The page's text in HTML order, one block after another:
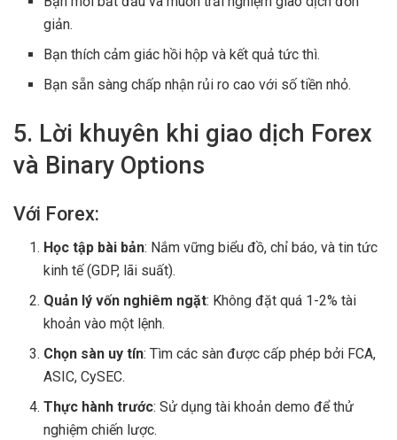
giản.
Bạn thích cảm giác hồi hộp và kết quả tức thì.
Bạn sẵn sàng chấp nhận rủi ro cao với số tiền nhỏ.
5. Lời khuyên khi giao dịch Forex
và Binary Options
Với Forex:
Học tập bài bản: Nắm vững biểu đồ, chỉ báo, và tin tức
kinh tế (GDP, lãi suất).
Quản lý vốn nghiêm ngặt: Không đặt quá 1-2% tài
khoản vào một lệnh.
Chọn sàn uy tín: Tìm các sàn được cấp phép bởi FCA,
ASIC, CySEC.
Thực hành trước: Sử dụng tài khoản demo để thử
nghiệm chiến lược.